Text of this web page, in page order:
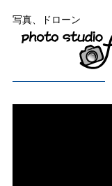
写真、ドローン